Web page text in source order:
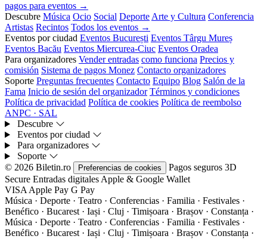
pagos para eventos →
Descubre Música Ocio Social Deporte Arte y Cultura Conferencia
Artistas Recintos Todos los eventos →
Eventos por ciudad Eventos București Eventos Târgu Mureș
Eventos Bacău Eventos Miercurea-Ciuc Eventos Oradea
Para organizadores Vender entradas como funciona Precios y
comisión Sistema de pagos Monez Contacto organizadores
Soporte Preguntas frecuentes Contacto Equipo Blog Salón de la
Fama Inicio de sesión del organizador Términos y condiciones
Política de privacidad Política de cookies Política de reembolso
ANPC · SAL
Descubre
Eventos por ciudad
Para organizadores
Soporte
© 2026 Biletin.ro
Preferencias de cookies Pagos seguros 3D
Secure Entradas digitales Apple & Google Wallet
VISA Apple Pay G Pay
Música · Deporte · Teatro · Conferencias · Familia · Festivales ·
Benéfico · Bucarest · Iași · Cluj · Timișoara · Brașov · Constanța ·
Música · Deporte · Teatro · Conferencias · Familia · Festivales ·
Benéfico · Bucarest · Iași · Cluj · Timișoara · Brașov · Constanța ·